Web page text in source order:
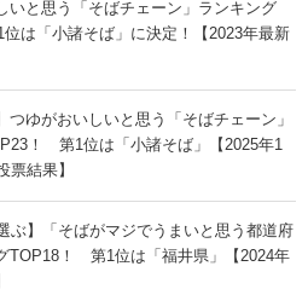
いと思う「そばチェーン」ランキング
は「小諸そば」に決定！【2023年最新
つゆがおいしいと思う「そばチェーン」
！ 第1位は「小諸そば」【2025年1
票結果】
ぶ】「そばがマジでうまいと思う都道府
TOP18！ 第1位は「福井県」【2024年